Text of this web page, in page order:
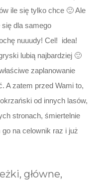
ile się tylko chce 🙂 Ale
się dla samego
nuuudy! Cel! idea!
lubią najbardziej 🙂
zaplanowanie
A zatem przed Wami to,
od innych lasów,
stronach, śmiertelnie
go na celownik raz i już
główne,